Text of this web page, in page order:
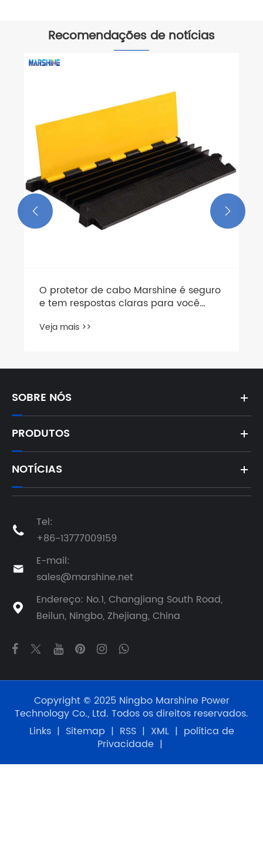
Recomendações de notícias
Como usar a Marshine Triangular
Telescópica Link Stick
Veja mais >>
 
SOBRE NÓS
PRODUTOS
NOTÍCIAS

Tel:
+86-13777009159

E-mail:
sales@marshine.net

Endereço: No.1, Changjiang South Road,
Beilun, Ningbo, Zhejiang, China
Copyright © 2025 Ningbo Marshine Power
Technology Co., Ltd. Todos os direitos reservados.
Links | Sitemap | RSS | XML | política de
Privacidade |